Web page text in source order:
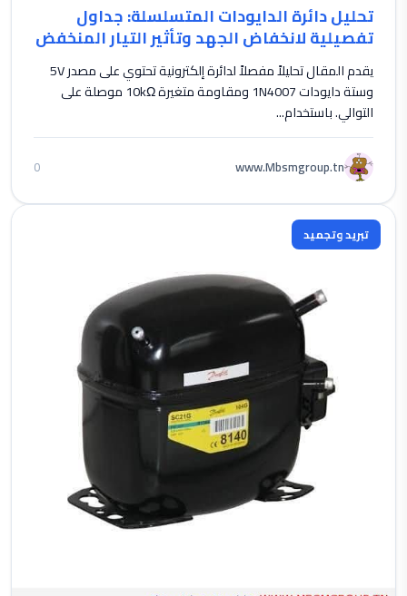
تحليل دائرة الدايودات المتسلسلة: جداول
تفصيلية لانخفاض الجهد وتأثير التيار المنخفض
1n4007, r10ko
يقدم المقال تحليلاً مفصلاً لدائرة إلكترونية تحتوي على مصدر 5V
وستة دايودات 1N4007 ومقاومة متغيرة 10kΩ موصلة على
التوالي. باستخدام...
www.Mbsmgroup.tn
0
تبريد وتجميد